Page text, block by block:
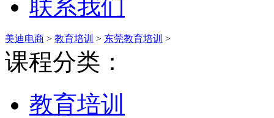
联系我们
美迪电商 > 教育培训 > 东莞教育培训 >
课程分类：
教育培训